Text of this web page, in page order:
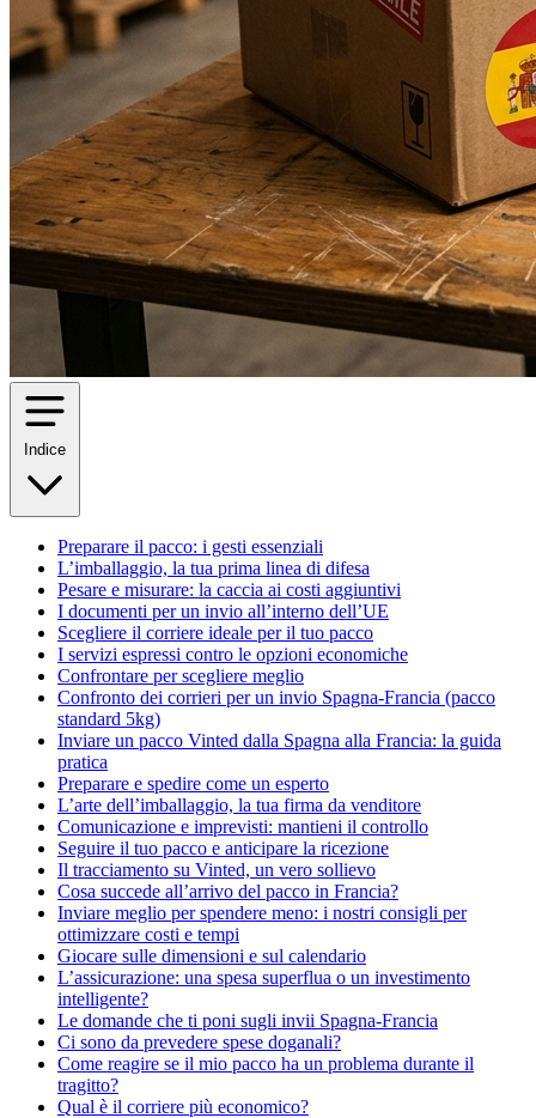
Indice
Preparare il pacco: i gesti essenziali
L’imballaggio, la tua prima linea di difesa
Pesare e misurare: la caccia ai costi aggiuntivi
I documenti per un invio all’interno dell’UE
Scegliere il corriere ideale per il tuo pacco
I servizi espressi contro le opzioni economiche
Confrontare per scegliere meglio
Confronto dei corrieri per un invio Spagna-Francia (pacco
standard 5kg)
Inviare un pacco Vinted dalla Spagna alla Francia: la guida
pratica
Preparare e spedire come un esperto
L’arte dell’imballaggio, la tua firma da venditore
Comunicazione e imprevisti: mantieni il controllo
Seguire il tuo pacco e anticipare la ricezione
Il tracciamento su Vinted, un vero sollievo
Cosa succede all’arrivo del pacco in Francia?
Inviare meglio per spendere meno: i nostri consigli per
ottimizzare costi e tempi
Giocare sulle dimensioni e sul calendario
L’assicurazione: una spesa superflua o un investimento
intelligente?
Le domande che ti poni sugli invii Spagna-Francia
Ci sono da prevedere spese doganali?
Come reagire se il mio pacco ha un problema durante il
tragitto?
Qual è il corriere più economico?